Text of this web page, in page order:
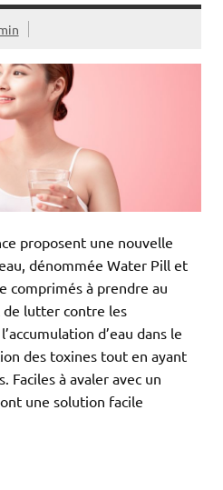
proposent une nouvelle
dénommée Water Pill et
comprimés à prendre au
lutter contre les
d’eau dans le
des toxines tout en ayant
Faciles à avaler avec un
une solution facile